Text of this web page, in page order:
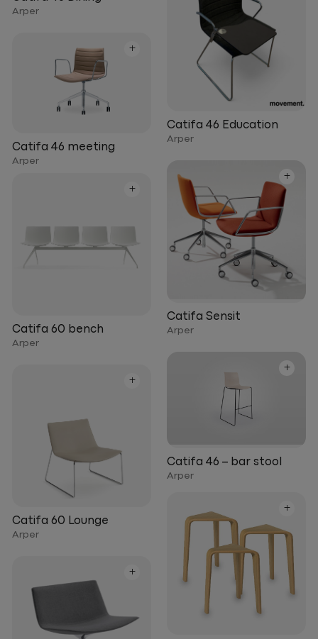
Arper
Catifa 46 Education
Arper
+
Catifa 46 meeting
Arper
+
Catifa Sensit
Arper
+
Catifa 60 bench
Arper
+
Catifa 46 – bar stool
Arper
+
Catifa 60 Lounge
Arper
+
+